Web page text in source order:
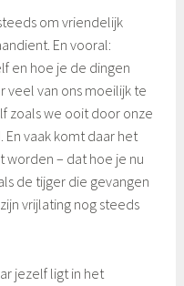
om vriendelijk
En vooral:
en hoe je de dingen
veel van ons moeilijk te
zoals we ooit door onze
vaak komt daar het
– dat hoe je nu
de tijger die gevangen
vrijlating nog steeds
jezelf ligt in het